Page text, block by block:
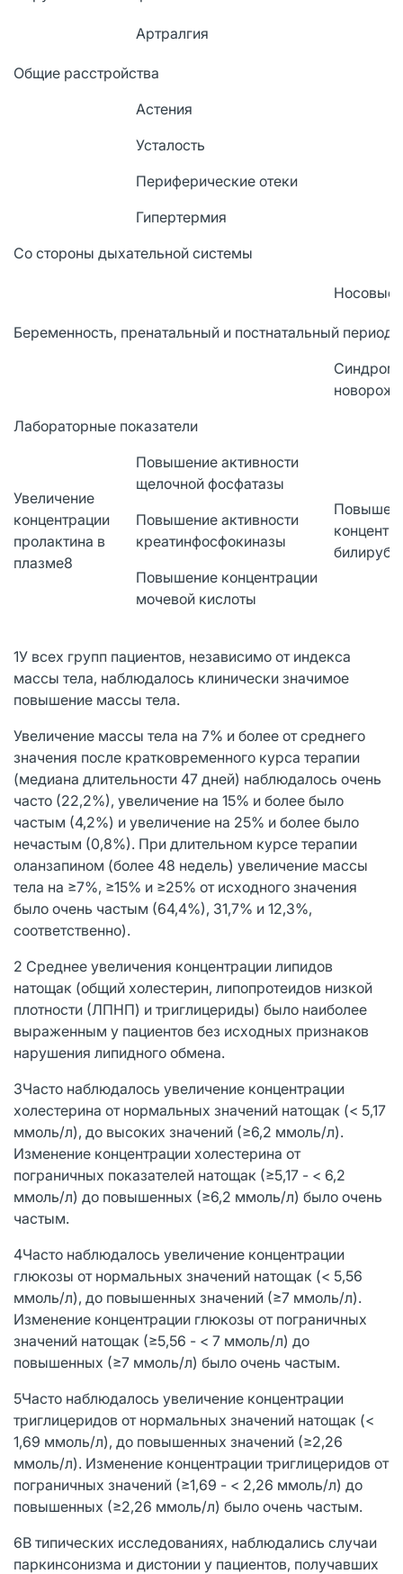
Артралгия
Общие расстройства
Астения
Усталость
Периферические отеки
Гипертермия
Со стороны дыхательной системы
Носовые
Беременность, пренатальный и постнатальный период
Синдром
Лабораторные показатели
Увеличение
концентрации
пролактина в
плазме8
Повышение активности
щелочной фосфатазы
Повышение активности
креатинфосфокиназы
Повышение концентрации
мочевой кислоты
1У всех групп пациентов, независимо от индекса
массы тела, наблюдалось клинически значимое
повышение массы тела.
Увеличение массы тела на 7% и более от среднего
значения после кратковременного курса терапии
(медиана длительности 47 дней) наблюдалось очень
часто (22,2%), увеличение на 15% и более было
частым (4,2%) и увеличение на 25% и более было
нечастым (0,8%). При длительном курсе терапии
оланзапином (более 48 недель) увеличение массы
тела на ≥7%, ≥15% и ≥25% от исходного значения
было очень частым (64,4%), 31,7% и 12,3%,
соответственно).
2 Среднее увеличения концентрации липидов
натощак (общий холестерин, липопротеидов низкой
плотности (ЛПНП) и триглицериды) было наиболее
выраженным у пациентов без исходных признаков
нарушения липидного обмена.
3Часто наблюдалось увеличение концентрации
холестерина от нормальных значений натощак (< 5,17
ммоль/л), до высоких значений (≥6,2 ммоль/л).
Изменение концентрации холестерина от
пограничных показателей натощак (≥5,17 - < 6,2
ммоль/л) до повышенных (≥6,2 ммоль/л) было очень
частым.
4Часто наблюдалось увеличение концентрации
глюкозы от нормальных значений натощак (< 5,56
ммоль/л), до повышенных значений (≥7 ммоль/л).
Изменение концентрации глюкозы от пограничных
значений натощак (≥5,56 - < 7 ммоль/л) до
повышенных (≥7 ммоль/л) было очень частым.
5Часто наблюдалось увеличение концентрации
триглицеридов от нормальных значений натощак (<
1,69 ммоль/л), до повышенных значений (≥2,26
ммоль/л). Изменение концентрации триглицеридов от
пограничных значений (≥1,69 - < 2,26 ммоль/л) до
повышенных (≥2,26 ммоль/л) было очень частым.
6В типических исследованиях, наблюдались случаи
паркинсонизма и дистонии у пациентов, получавших